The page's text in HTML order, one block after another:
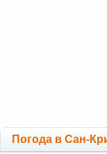
Погода в Сан-